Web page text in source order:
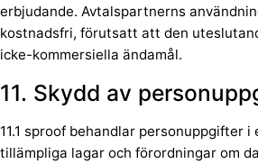
erbjudande. Avtalspartnerns
kostnadsfri, förutsatt att den
icke-kommersiella ändamål.
11. Skydd av
11.1 sproof behandlar personuppgifter i
tillämpliga lagar och förordningar om